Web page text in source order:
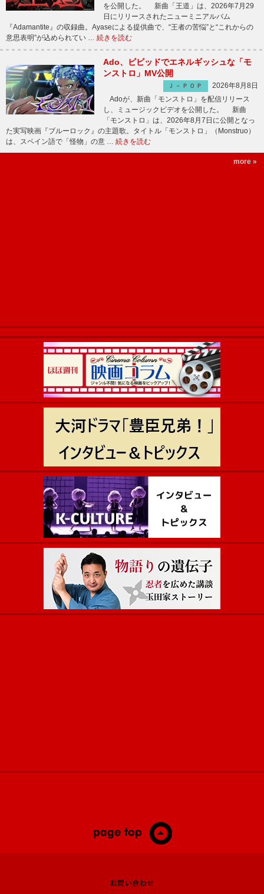
を公開した。 新曲「王道」は、2026年7月29
日にリリースされたニューミニアルバム
『Adamantite』の収録曲。Ayaseによる提供曲で、“王者の苦悩”と“これからの
意思表明”が込められてい … 続きを読む
Ado、ビビッドでエネルギッシュな「モ
ンストロ」MV公開
Ｊ－ＰＯＰ
2026年8月8日
Adoが、新曲「モンストロ」を配信リリース
し、ミュージックビデオを公開した。 新曲
「モンストロ」は、2026年8月7日に公開となっ
た実写映画『ブルーロック』の主題歌。タイトル「モンストロ」（Monstruo）
は、スペイン語で「怪物」の意 … 続きを読む
more »